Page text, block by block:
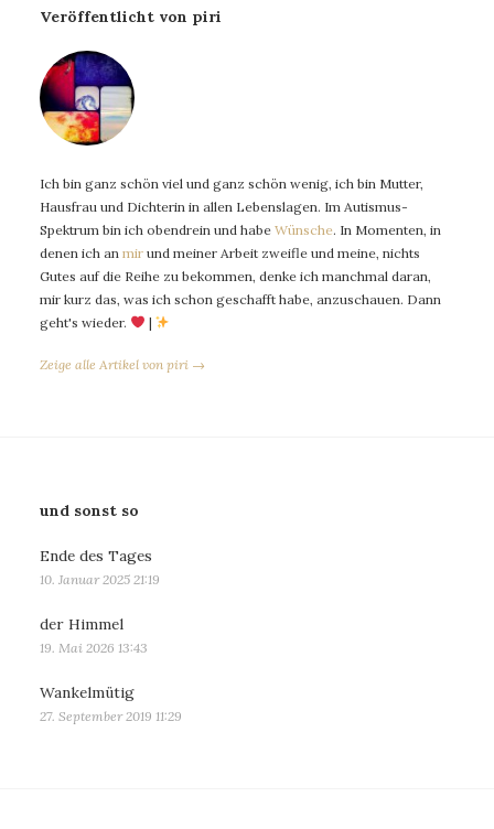
Veröffentlicht von piri
Ich bin ganz schön viel und ganz schön wenig, ich bin Mutter,
Hausfrau und Dichterin in allen Lebenslagen. Im Autismus-
Spektrum bin ich obendrein und habe Wünsche. In Momenten, in
denen ich an mir und meiner Arbeit zweifle und meine, nichts
Gutes auf die Reihe zu bekommen, denke ich manchmal daran,
mir kurz das, was ich schon geschafft habe, anzuschauen. Dann
geht's wieder.
|
Zeige alle Artikel von piri →
und sonst so
Ende des Tages
10. Januar 2025 21:19
der Himmel
19. Mai 2026 13:43
Wankelmütig
27. September 2019 11:29